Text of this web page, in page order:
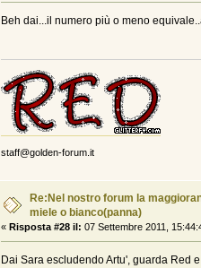
Beh dai...il numero più o meno
staff@golden-forum.it
Re:Nel nostro forum la
miele o bianco(panna)
« Risposta #28 il: 07 Settembre 2011,
Dai Sara escludendo Artu', guarda Red